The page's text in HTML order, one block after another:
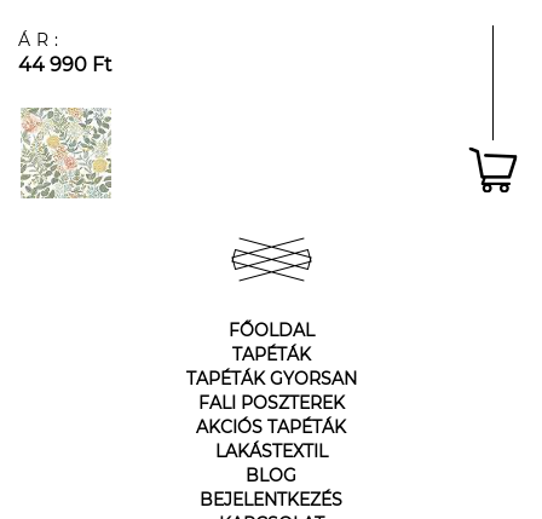
ÁR:
44 990 Ft
FŐOLDAL
TAPÉTÁK
TAPÉTÁK GYORSAN
FALI POSZTEREK
AKCIÓS TAPÉTÁK
LAKÁSTEXTIL
BLOG
BEJELENTKEZÉS